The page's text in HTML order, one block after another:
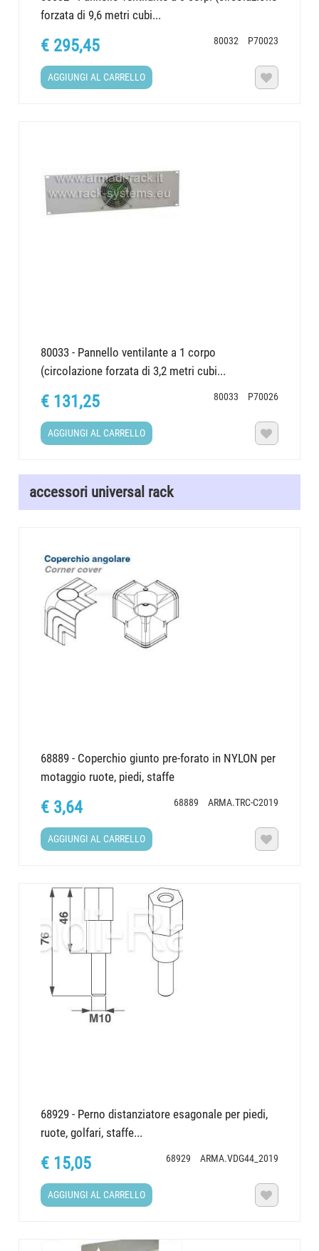
forzata di 9,6 metri cubi...
80032 P70023
€ 295,45
AGGIUNGI AL CARRELLO 
80033 - Pannello ventilante a 1 corpo
(circolazione forzata di 3,2 metri cubi...
80033 P70026
€ 131,25
AGGIUNGI AL CARRELLO 
accessori universal rack
68889 - Coperchio giunto pre-forato in NYLON per
motaggio ruote, piedi, staffe
68889 ARMA.TRC-C2019
€ 3,64
AGGIUNGI AL CARRELLO 
68929 - Perno distanziatore esagonale per piedi,
ruote, golfari, staffe...
68929 ARMA.VDG44_2019
€ 15,05
AGGIUNGI AL CARRELLO 